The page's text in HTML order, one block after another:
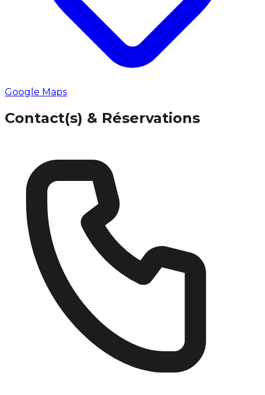
Google Maps
Contact(s) & Réservations